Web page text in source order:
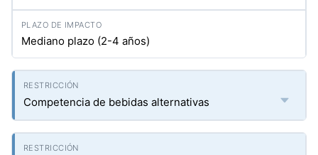
Mediano plazo (2-4 años)
Competencia de bebidas alternativas